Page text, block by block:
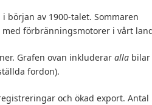
början av 1900-talet. Sommaren
förbränningsmotorer i vårt
Grafen ovan inkluderar alla bilar
fordon).
och ökad export. Antal